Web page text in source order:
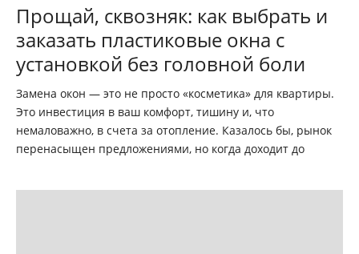
Прощай, сквозняк: как выбрать и
заказать пластиковые окна с
установкой без головной боли
Замена окон — это не просто «косметика» для квартиры.
Это инвестиция в ваш комфорт, тишину и, что
немаловажно, в счета за отопление. Казалось бы, рынок
перенасыщен предложениями, но когда доходит до